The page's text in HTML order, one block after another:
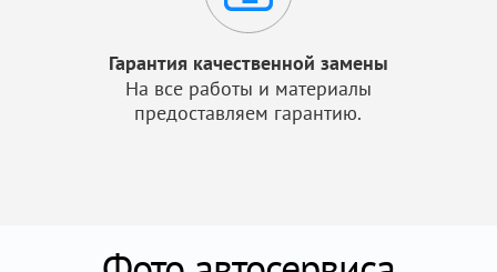
Гарантия качественной замены
На все работы и материалы
предоставляем гарантию.